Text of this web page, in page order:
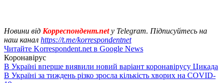
Новини від Корреспондент.netу Telegram. Підписуйтесь на
наш канал https://t.me/korrespondentnet
Читайте Korrespondent.net в Google News
Коронавірус
В Україні вперше виявили новий варіант коронавірусу Цикада
В Україні за тиждень різко зросла кількість хворих на COVID-